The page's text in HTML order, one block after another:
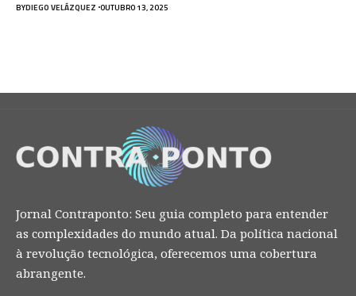
BYDIEGO VELÁZQUEZ OUTUBRO 13, 2025
Jornal Contraponto: Seu guia completo para entender
as complexidades do mundo atual. Da política nacional
à revolução tecnológica, oferecemos uma cobertura
abrangente.